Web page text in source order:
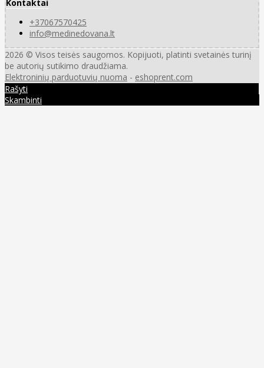
Kontaktai
+37067570425
info@medinedovana.lt
2026 © Visos teisės saugomos. Kopijuoti, platinti svetainės turinį
be autorių sutikimo draudžiama.
Elektroninių parduotuvių nuoma - eshoprent.com
Rašyti
Skambinti